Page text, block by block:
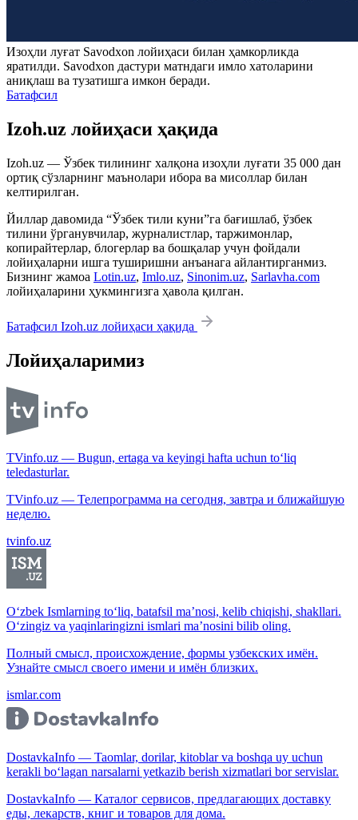
Изоҳли луғат Savodxon лойиҳаси билан ҳамкорликда
яратилди. Savodxon дастури матндаги имло хатоларини
аниқлаш ва тузатишга имкон беради.
Батафсил
Izoh.uz лойиҳаси ҳақида
Izoh.uz — Ўзбек тилининг халқона изоҳли луғати 35 000 дан
ортиқ сўзларнинг маънолари ибора ва мисоллар билан
келтирилган.
Йиллар давомида “Ўзбек тили куни”га бағишлаб, ўзбек
тилини ўрганувчилар, журналистлар, таржимонлар,
копирайтерлар, блогерлар ва бошқалар учун фойдали
лойиҳаларни ишга туширишни анъанага айлантирганмиз.
Бизнинг жамоа Lotin.uz, Imlo.uz, Sinonim.uz, Sarlavha.com
лойиҳаларини ҳукмингизга ҳавола қилган.
Батафсил Izoh.uz лойиҳаси ҳақида
Лойиҳаларимиз
TVinfo.uz — Bugun, ertaga va keyingi hafta uchun to‘liq
teledasturlar.
TVinfo.uz — Телепрограмма на сегодня, завтра и ближайшую
неделю.
tvinfo.uz
O‘zbek Ismlarning to‘liq, batafsil ma’nosi, kelib chiqishi, shakllari.
O‘zingiz va yaqinlaringizni ismlari ma’nosini bilib oling.
Полный смысл, происхождение, формы узбекских имён.
Узнайте смысл своего имени и имён близких.
ismlar.com
DostavkaInfo — Taomlar, dorilar, kitoblar va boshqa uy uchun
kerakli bo‘lagan narsalarni yetkazib berish xizmatlari bor servislar.
DostavkaInfo — Каталог сервисов, предлагающих доставку
еды, лекарств, книг и товаров для дома.